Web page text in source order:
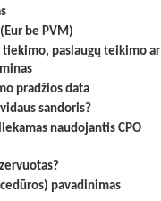
be PVM)
paslaugų teikimo ar
pradžios data
sandoris?
naudojantis CPO
pavadinimas